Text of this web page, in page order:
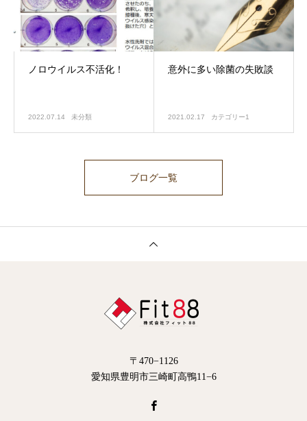
ノロウイルス不活化！
2022.07.14 未分類
意外に多い除菌の失敗談
2021.02.17 カテゴリー1
ブログ一覧
〒470−1126
愛知県豊明市三崎町高鴨11−6